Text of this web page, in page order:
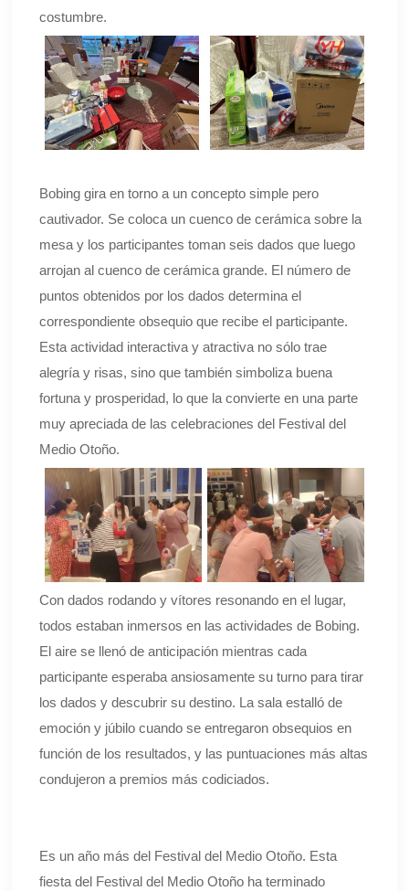
costumbre.
Bobing gira en torno a un concepto simple pero
cautivador. Se coloca un cuenco de cerámica sobre la
mesa y los participantes toman seis dados que luego
arrojan al cuenco de cerámica grande. El número de
puntos obtenidos por los dados determina el
correspondiente obsequio que recibe el participante.
Esta actividad interactiva y atractiva no sólo trae
alegría y risas, sino que también simboliza buena
fortuna y prosperidad, lo que la convierte en una parte
muy apreciada de las celebraciones del Festival del
Medio Otoño.
Con dados rodando y vítores resonando en el lugar,
todos estaban inmersos en las actividades de Bobing.
El aire se llenó de anticipación mientras cada
participante esperaba ansiosamente su turno para tirar
los dados y descubrir su destino. La sala estalló de
emoción y júbilo cuando se entregaron obsequios en
función de los resultados, y las puntuaciones más altas
condujeron a premios más codiciados.
Es un año más del Festival del Medio Otoño. Esta
fiesta del Festival del Medio Otoño ha terminado